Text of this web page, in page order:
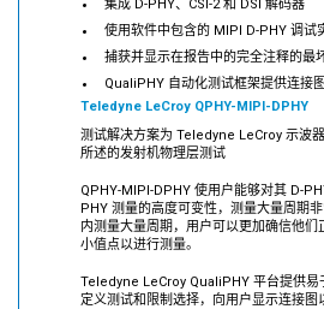
集成 D-PHY、CSI-2 和 DSI 解码器
使用软件中包含的 MIPI D-PHY 调试
捕获并显示在报告中的完全注释的最
QualiPHY 自动化测试框架提供连接
Teledyne LeCroy QPHY-MIPI-DPHY
测试解决方案为 Teledyne LeCroy 示波
所述的发射机物理层测试
QPHY-MIPI-DPHY 使用户能够对其 D-
PHY 测量的高度可变性，测量大量周期
内测量大量周期，用户可以更加确信他
小值点以进行测量。
Teledyne LeCroy QualiPHY 平台提供易
定义测试和限制选择，向用户显示连接图